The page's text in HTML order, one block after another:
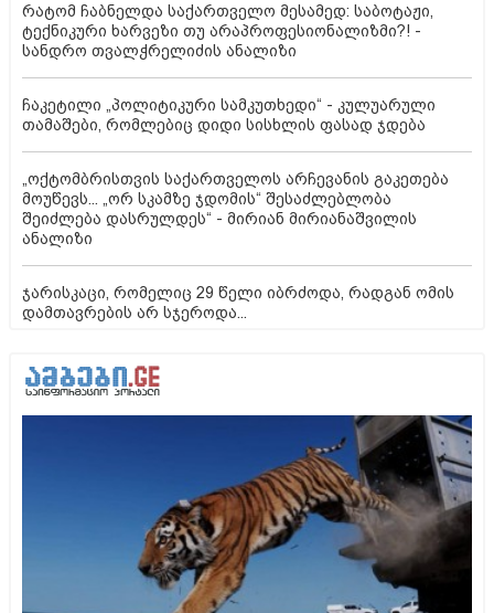
რატომ ჩაბნელდა საქართველო მესამედ: საბოტაჟი,
ტექნიკური ხარვეზი თუ არაპროფესიონალიზმი?! -
სანდრო თვალჭრელიძის ანალიზი
ჩაკეტილი „პოლიტიკური სამკუთხედი“ - კულუარული
თამაშები, რომლებიც დიდი სისხლის ფასად ჯდება
„ოქტომბრისთვის საქართველოს არჩევანის გაკეთება
მოუწევს... „ორ სკამზე ჯდომის“ შესაძლებლობა
შეიძლება დასრულდეს“ - მირიან მირიანაშვილის
ანალიზი
ჯარისკაცი, რომელიც 29 წელი იბრძოდა, რადგან ომის
დამთავრების არ სჯეროდა...